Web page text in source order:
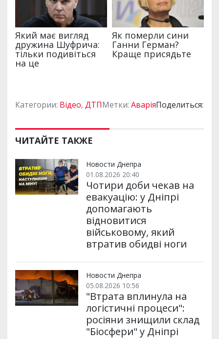
Категории: Відео, ДТПМетки: АваріяПоделиться:
ЧИТАЙТЕ ТАКЖЕ
Новости Днепра
01.08.2026 20:40
Чотири доби чекав на
евакуацію: у Дніпрі
допомагають
відновитися
військовому, який
втратив обидві ноги
Новости Днепра
05.08.2026 10:56
"Втрата вплинула на
логістичні процеси":
росіяни знищили склад
"Біосфери" у Дніпрі